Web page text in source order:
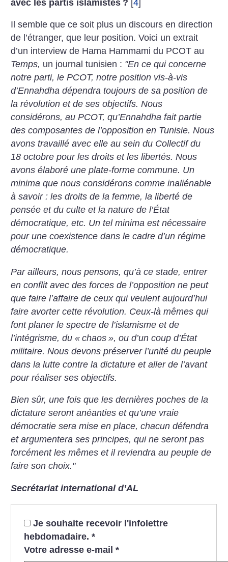
avec les partis islamistes ? [4
Il semble que ce soit plus un discours en direction
de l’étranger, que leur position. Voici un extrait
d’un interview de Hama Hammami du PCOT au
Temps, un journal tunisien : "En ce qui concerne
notre parti, le PCOT, notre position vis-à-vis
d’Ennahdha dépendra toujours de sa position de
la révolution et de ses objectifs. Nous
considérons, au PCOT, qu’Ennahdha fait partie
des composantes de l’opposition en Tunisie. Nous
avons travaillé avec elle au sein du Collectif du
18 octobre pour les droits et les libertés. Nous
avons élaboré une plate-forme commune. Un
minima que nous considérons comme inaliénable
à savoir : les droits de la femme, la liberté de
pensée et du culte et la nature de l’État
démocratique, etc. Un tel minima est nécessaire
pour une coexistence dans le cadre d’un régime
démocratique.
Par ailleurs, nous pensons, qu’à ce stade, entrer
en conflit avec des forces de l’opposition ne peut
que faire l’affaire de ceux qui veulent aujourd’hui
faire avorter cette révolution. Ceux-là mêmes qui
font planer le spectre de l’islamisme et de
l’intégrisme, du « chaos », ou d’un coup d’État
militaire. Nous devons préserver l’unité du peuple
dans la lutte contre la dictature et aller de l’avant
pour réaliser ses objectifs.
Bien sûr, une fois que les dernières poches de la
dictature seront anéanties et qu’une vraie
démocratie sera mise en place, chacun défendra
et argumentera ses principes, qui ne seront pas
forcément les mêmes et il reviendra au peuple de
faire son choix."
Secrétariat international d’AL
Je souhaite recevoir l'infolettre
hebdomadaire. *
Votre adresse e-mail *